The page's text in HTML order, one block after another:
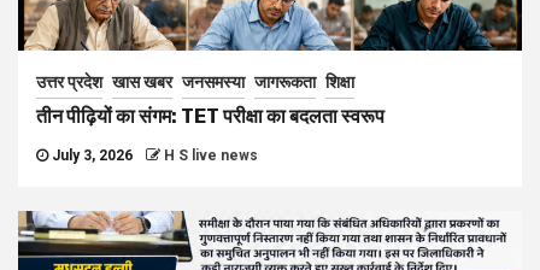
उत्तर प्रदेश खास खबर जनसमस्या जागरूकता शिक्षा
तीन पीढ़ियों का संगम: TET परीक्षा का बदलता स्वरूप
July 3, 2026 H S live news